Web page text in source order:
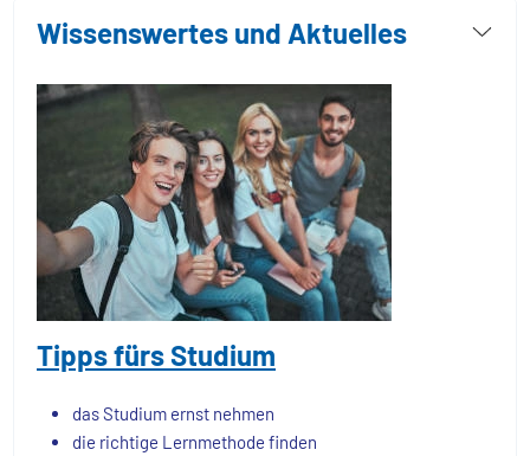
Wissenswertes und Aktuelles
Tipps fürs Studium
das Studium ernst nehmen
die richtige Lernmethode finden